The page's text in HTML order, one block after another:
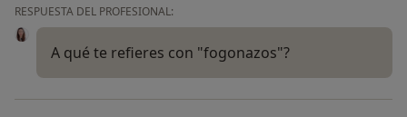
RESPUESTA DEL PROFESIONAL:
A qué te refieres con "fogonazos"?